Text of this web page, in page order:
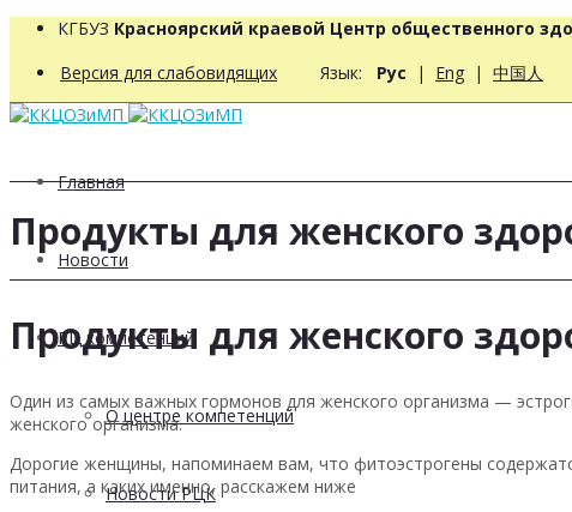
КГБУЗ Красноярский краевой Центр общественного
Версия для слабовидящих Язык: Рус | Eng | 中国人
Главная
Новости
РЦ компетенций
О центре компетенций
Новости РЦК
Продукты для женского
Продукты для женского
Один из самых важных гормонов для женского организма —
женского организма.
Дорогие женщины, напоминаем вам, что фитоэстрогены
питания, а каких именно, расскажем ниже